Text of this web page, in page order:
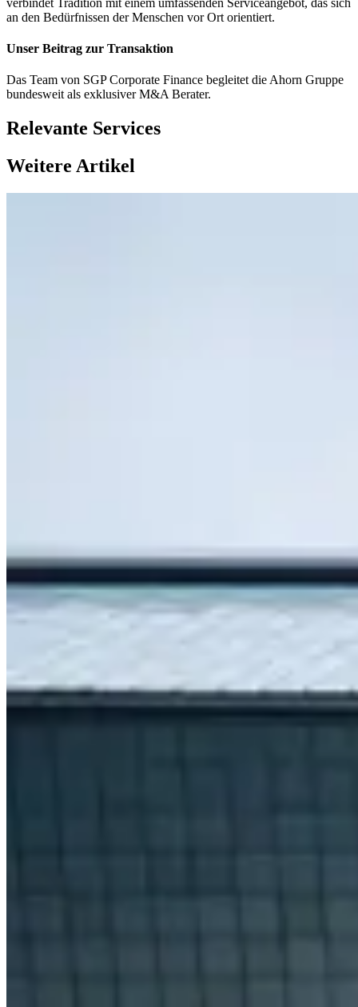
an den Bedürfnissen der Menschen vor Ort orientiert.
Unser Beitrag zur Transaktion
Das Team von SGP Corporate Finance begleitet die Ahorn Gruppe
bundesweit als exklusiver M&A Berater.
Relevante Services
Weitere Artikel